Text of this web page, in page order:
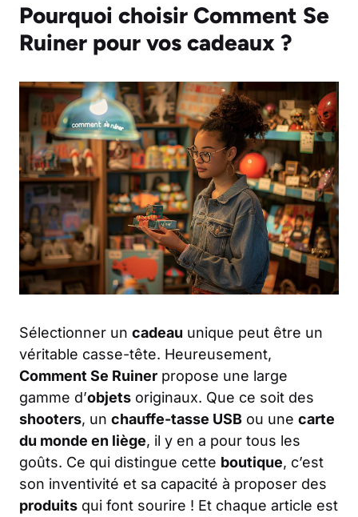
Pourquoi choisir Comment Se
Ruiner pour vos cadeaux ?
Sélectionner un cadeau unique peut être un
véritable casse-tête. Heureusement,
Comment Se Ruiner propose une large
gamme d’objets originaux. Que ce soit des
shooters, un chauffe-tasse USB ou une carte
du monde en liège, il y en a pour tous les
goûts. Ce qui distingue cette boutique, c’est
son inventivité et sa capacité à proposer des
produits qui font sourire ! Et chaque article est